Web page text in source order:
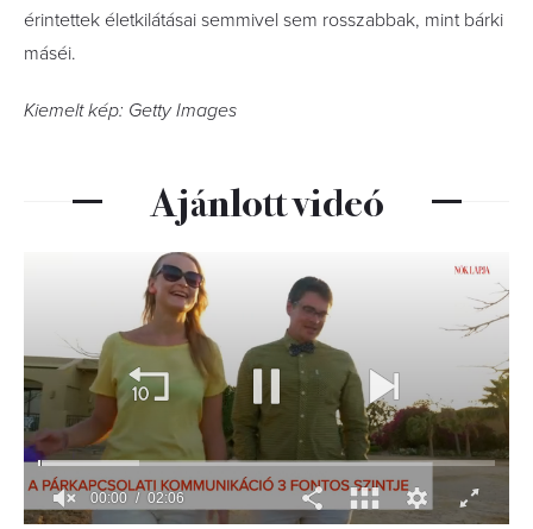
érintettek életkilátásai semmivel sem rosszabbak, mint bárki
máséi.
Kiemelt kép: Getty Images
Ajánlott videó
00:01 02:06